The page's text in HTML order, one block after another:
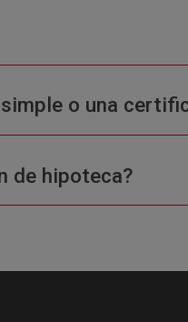
o una
de hipoteca?